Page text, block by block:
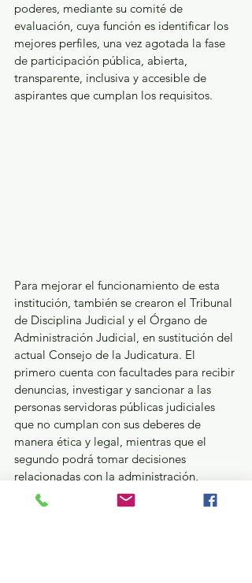
poderes, mediante su comité de
evaluación, cuya función es identificar los
mejores perfiles, una vez agotada la fase
de participación pública, abierta,
transparente, inclusiva y accesible de
aspirantes que cumplan los requisitos.
Para mejorar el funcionamiento de esta
institución, también se crearon el Tribunal
de Disciplina Judicial y el Órgano de
Administración Judicial, en sustitución del
actual Consejo de la Judicatura. El
primero cuenta con facultades para recibir
denuncias, investigar y sancionar a las
personas servidoras públicas judiciales
que no cumplan con sus deberes de
manera ética y legal, mientras que el
segundo podrá tomar decisiones
relacionadas con la administración,
manejo presupuestal y carrera judicial.